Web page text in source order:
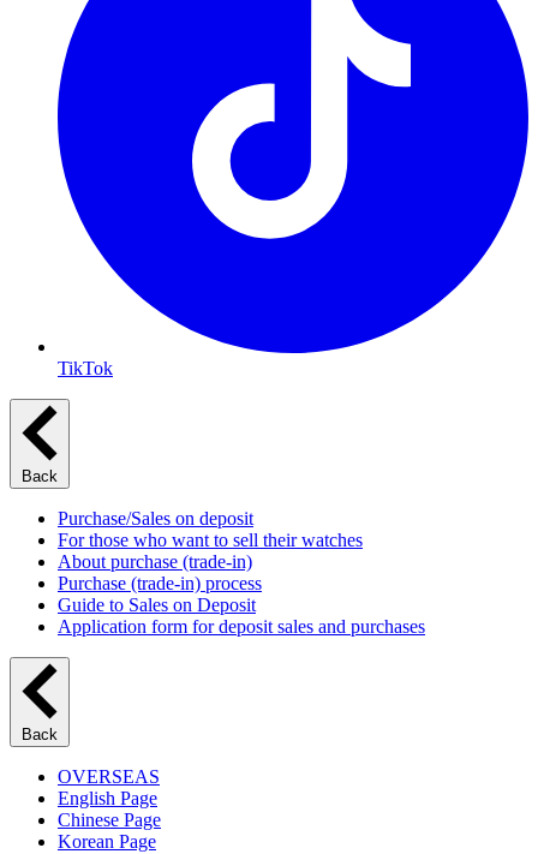
TikTok
Back
Purchase/Sales on deposit
For those who want to sell their watches
About purchase (trade-in)
Purchase (trade-in) process
Guide to Sales on Deposit
Application form for deposit sales and purchases
Back
OVERSEAS
English Page
Chinese Page
Korean Page